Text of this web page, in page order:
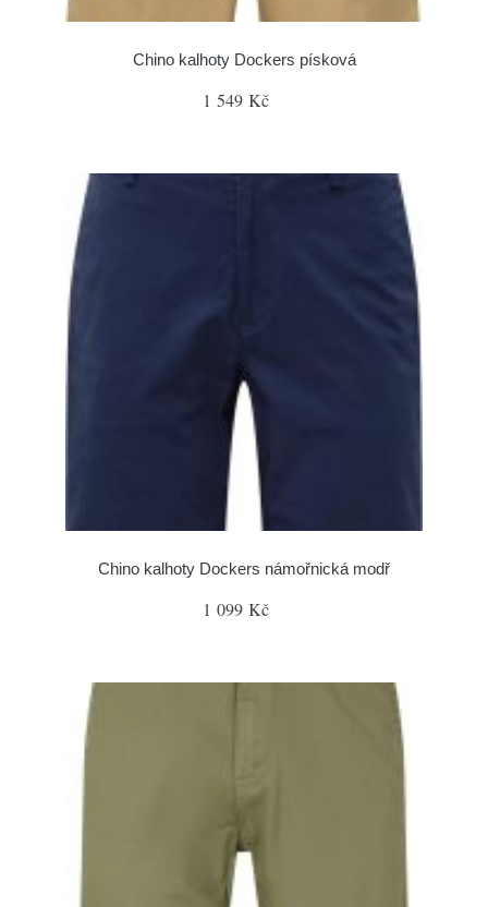
Chino kalhoty Dockers písková
1 549 Kč
Chino kalhoty Dockers námořnická modř
1 099 Kč